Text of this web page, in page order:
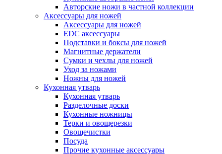
Авторские ножи в частной коллекции
Аксессуары для ножей
Аксессуары для ножей
EDC аксессуары
Подставки и боксы для ножей
Магнитные держатели
Сумки и чехлы для ножей
Уход за ножами
Ножны для ножей
Кухонная утварь
Кухонная утварь
Разделочные доски
Кухонные ножницы
Терки и овощерезки
Овощечистки
Посуда
Прочие кухонные аксессуары